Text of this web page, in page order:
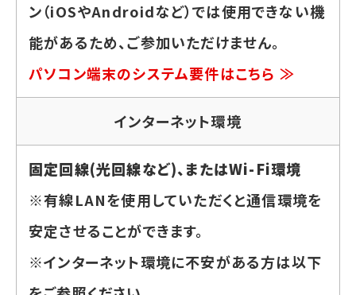
ン（iOSやAndroidなど）では使用できない機
能があるため、ご参加いただけません。
パソコン端末のシステム要件はこちら ≫
インターネット環境
固定回線(光回線など)、またはWi-Fi環境
※有線LANを使用していただくと通信環境を
安定させることができます。
※インターネット環境に不安がある方は以下